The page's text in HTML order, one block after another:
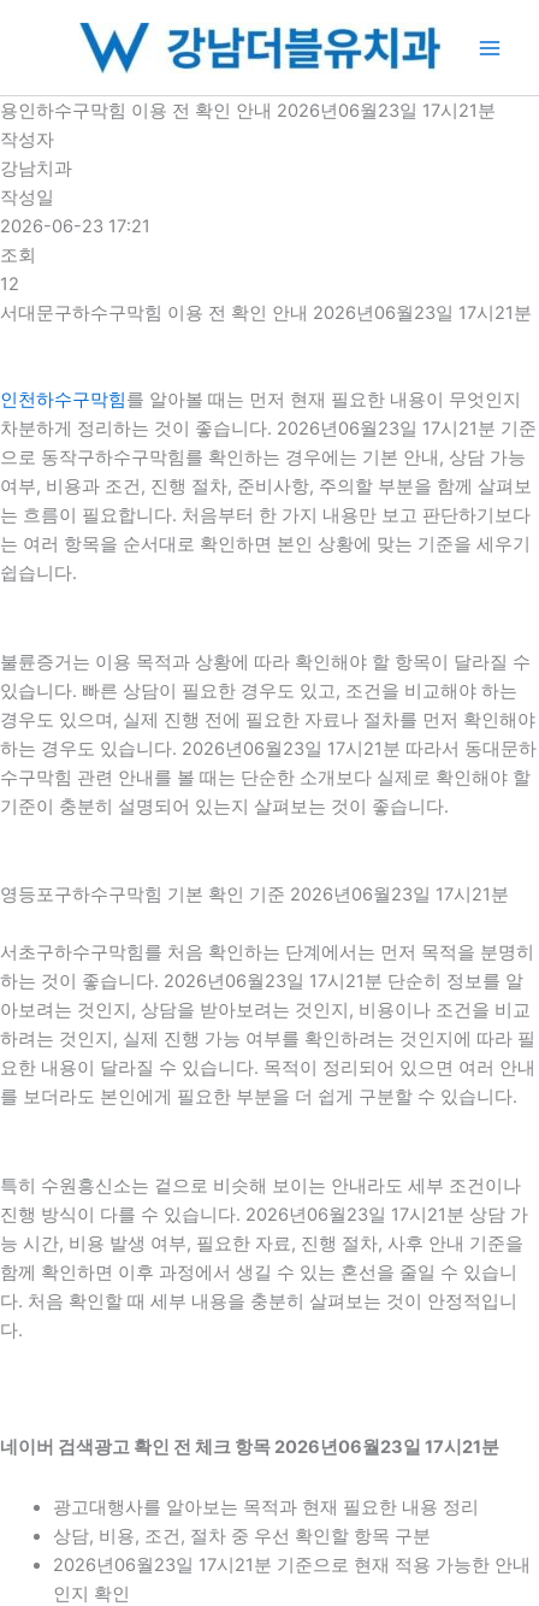
로
건
너
뛰
기
용인하수구막힘 이용 전 확인 안내 2026년06월23일 17시21분
작성자
강남치과
작성일
2026-06-23 17:21
조회
12
서대문구하수구막힘 이용 전 확인 안내 2026년06월23일 17시21분
인천하수구막힘를 알아볼 때는 먼저 현재 필요한 내용이 무엇인지
차분하게 정리하는 것이 좋습니다. 2026년06월23일 17시21분 기준
으로 동작구하수구막힘를 확인하는 경우에는 기본 안내, 상담 가능
여부, 비용과 조건, 진행 절차, 준비사항, 주의할 부분을 함께 살펴보
는 흐름이 필요합니다. 처음부터 한 가지 내용만 보고 판단하기보다
는 여러 항목을 순서대로 확인하면 본인 상황에 맞는 기준을 세우기
쉽습니다.
불륜증거는 이용 목적과 상황에 따라 확인해야 할 항목이 달라질 수
있습니다. 빠른 상담이 필요한 경우도 있고, 조건을 비교해야 하는
경우도 있으며, 실제 진행 전에 필요한 자료나 절차를 먼저 확인해야
하는 경우도 있습니다. 2026년06월23일 17시21분 따라서 동대문하
수구막힘 관련 안내를 볼 때는 단순한 소개보다 실제로 확인해야 할
기준이 충분히 설명되어 있는지 살펴보는 것이 좋습니다.
영등포구하수구막힘 기본 확인 기준 2026년06월23일 17시21분
서초구하수구막힘를 처음 확인하는 단계에서는 먼저 목적을 분명히
하는 것이 좋습니다. 2026년06월23일 17시21분 단순히 정보를 알
아보려는 것인지, 상담을 받아보려는 것인지, 비용이나 조건을 비교
하려는 것인지, 실제 진행 가능 여부를 확인하려는 것인지에 따라 필
요한 내용이 달라질 수 있습니다. 목적이 정리되어 있으면 여러 안내
를 보더라도 본인에게 필요한 부분을 더 쉽게 구분할 수 있습니다.
특히 수원흥신소는 겉으로 비슷해 보이는 안내라도 세부 조건이나
진행 방식이 다를 수 있습니다. 2026년06월23일 17시21분 상담 가
능 시간, 비용 발생 여부, 필요한 자료, 진행 절차, 사후 안내 기준을
함께 확인하면 이후 과정에서 생길 수 있는 혼선을 줄일 수 있습니
다. 처음 확인할 때 세부 내용을 충분히 살펴보는 것이 안정적입니
다.
네이버 검색광고 확인 전 체크 항목 2026년06월23일 17시21분
광고대행사를 알아보는 목적과 현재 필요한 내용 정리
상담, 비용, 조건, 절차 중 우선 확인할 항목 구분
2026년06월23일 17시21분 기준으로 현재 적용 가능한 안내
인지 확인